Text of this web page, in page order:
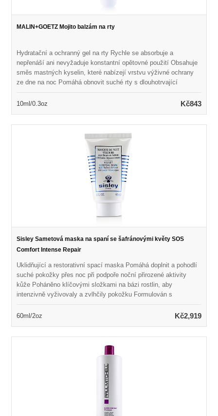
MALIN+GOETZ Mojito balzám na rty
Hydratační a ochranný gel na rty Rychle se absorbuje a
nepřenáší ani nevyžaduje konstantní opětovné použití Obsahuje
směs mastných kyselin, které nabízejí vrstvu výživné ochrany
ze dne na noc Pomáhá obnovit suché rty s dlouhotrvající
orosené a doplňované Vegan & Cruelty Free
10ml/0.3oz Kč843
Sisley Sametová maska na spaní se šafránovými květy SOS
Comfort Intense Repair
Uklidňující a restorativní spací maska Pomáhá doplnit a pohodlí
suché pokožky přes noc při podpoře noční přirozené aktivity
kůže Poháněno klíčovými složkami na bázi rostlin, aby
intenzivně vyživovaly a zvlhčily pokožku Formulován s
medového a pomerančového květu přirozeného původu Odhalí
60ml/2oz Kč2,919